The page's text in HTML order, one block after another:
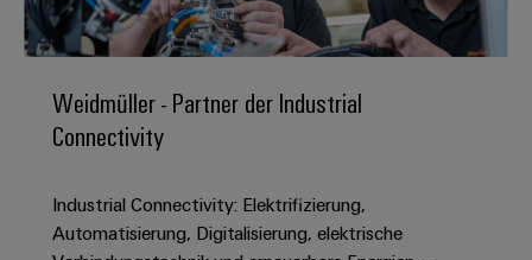
erlebbar
werden.
Lösungen
und
Produkte
Rechenzentren
–
effizient,
Anschlusstechnologie
Microgrids
OS
Edge
Leiterplattenklemmen
und
-
Kabeleinführungssysteme
und
Fast
Service
Beratung
und
Vertrieb uns
Info
für
Unternehmen
Weidmüller
und
Fakten
Unser
Vorstand
Karriere
Stellen
für
Berufserfahrene
Studierende
Weidmüller - Partner der Industrial
Connectivity
Industrial Connectivity: Elektrifizierung,
Automatisierung, Digitalisierung, elektrische